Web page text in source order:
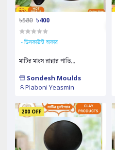
৳580 ৳400
- ডিসকাউন্ট অফার
মাটির মাংস রান্নার পাতি...
Sondesh Moulds
Plaboni Yeasmin
200 OFF